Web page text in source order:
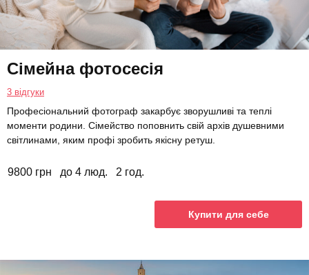
Сімейна фотосесія
3 відгуки
Професіональний фотограф закарбує зворушливі та теплі
моменти родини. Сімейство поповнить свій архів душевними
світлинами, яким профі зробить якісну ретуш.
9800 грн до 4 люд. 2 год.
Купити для себе